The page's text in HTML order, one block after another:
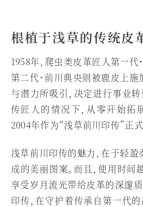
根植于浅草的传统皮
1958年，爬虫类皮革匠人第一代
第二代・前川典央则被鹿皮上
与潜力所吸引，决定进行事业
传匠人的情况下，从零开始拓
2004年作为“浅草前川印传”正式
浅草前川印传的魅力，在于轻
成的美丽图案。而且，使用时间
享受岁月流光带给皮革的深邃
印传，在守护着传承自第一代